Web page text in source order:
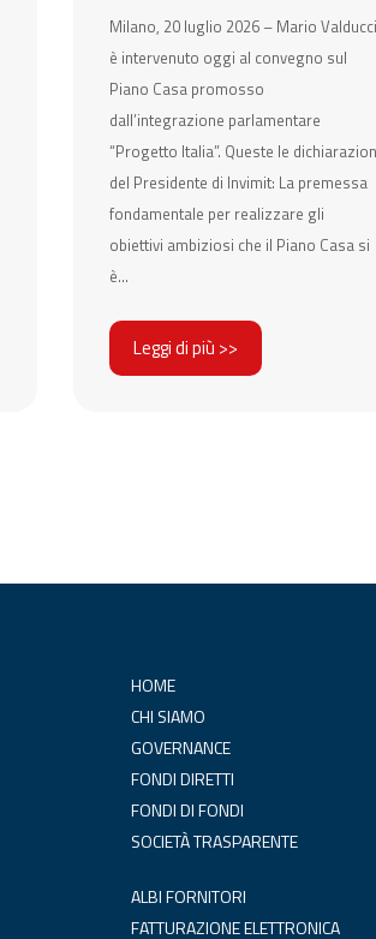
Milano, 20 luglio 2026 – Mario Valducci
è intervenuto oggi al convegno sul
Piano Casa promosso
dall’integrazione parlamentare
“Progetto Italia”. Queste le
del Presidente di Invimit: La premessa
fondamentale per realizzare gli
obiettivi ambiziosi che il Piano Casa si
è...
Leggi di più >>
HOME
CHI SIAMO
GOVERNANCE
FONDI DIRETTI
FONDI DI FONDI
SOCIETÀ TRASPARENTE
ALBI FORNITORI
FATTURAZIONE ELETTRONICA